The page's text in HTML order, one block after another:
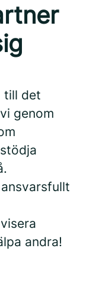
till det
genom
andra!